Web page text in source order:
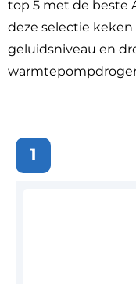
top 5 met de beste
deze selectie
geluidsniveau en
1